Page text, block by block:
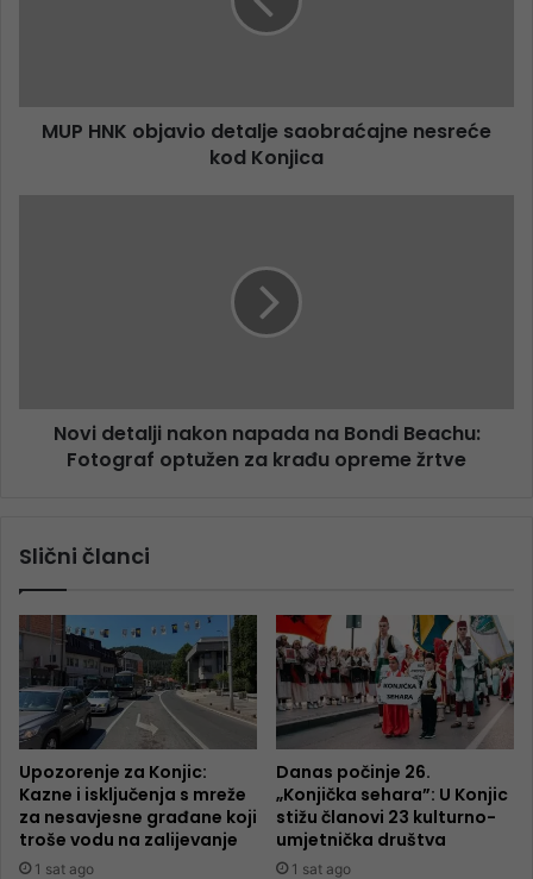
MUP HNK objavio detalje saobraćajne nesreće
kod Konjica
Novi detalji nakon napada na Bondi Beachu:
Fotograf optužen za krađu opreme žrtve
Slični članci
Upozorenje za Konjic:
Kazne i isključenja s mreže
za nesavjesne građane koji
troše vodu na zalijevanje
1 sat ago
Danas počinje 26.
„Konjička sehara”: U Konjic
stižu članovi 23 kulturno-
umjetnička društva
1 sat ago